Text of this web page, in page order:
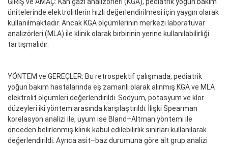
ünitelerinde elektrolitlerin hızlı değerlendirilmesi için yaygın olarak
kullanılmaktadır. Ancak KGA ölçümlerinin merkezi laboratuvar
analizörleri (MLA) ile klinik olarak birbirinin yerine kullanılabilirliği
tartışmalıdır.
YÖNTEM ve GEREÇLER: Bu retrospektif çalışmada, pediatrik
yoğun bakım hastalarında eş zamanlı olarak alınmış KGA ve MLA
elektrolit ölçümleri değerlendirildi. Sodyum, potasyum ve klor
düzeyleri iki yöntem arasında karşılaştırıldı. İlişki Spearman
korelasyon analizi ile, uyum ise Bland–Altman yöntemi ile
önceden belirlenmiş klinik kabul edilebilirlik sınırları kullanılarak
değerlendirildi. Ayrıca asit–baz durumuna göre alt grup analizi